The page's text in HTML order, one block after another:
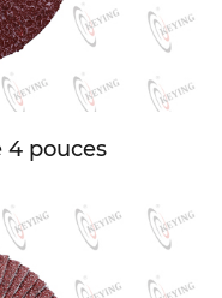
4 pouces